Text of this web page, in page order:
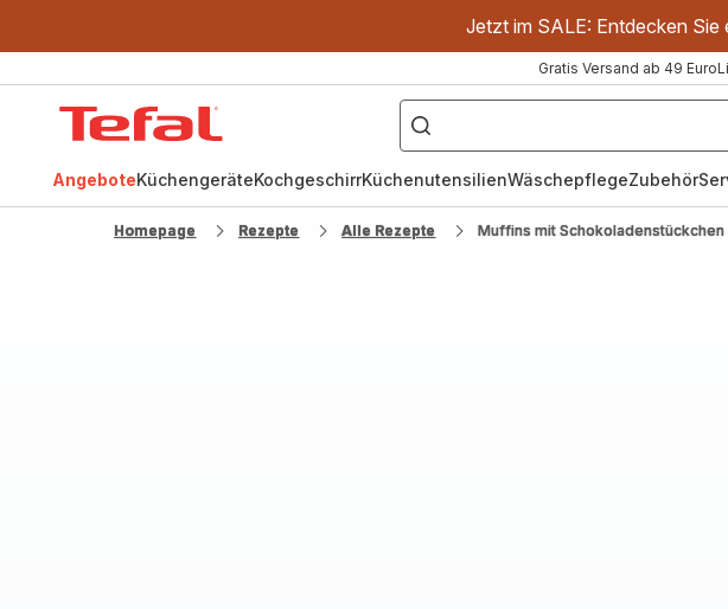
Jetzt im SALE: Entdecken
Gratis Versand ab 49 Euro
["OptiGrill","Easy
Fry","Pfanne"]
AngeboteKüchengeräteKochgeschirrKüchenutensilienWäschepflegeZubehör
Homepage Rezepte Alle Rezepte Muffins mit Schokoladenstückchen